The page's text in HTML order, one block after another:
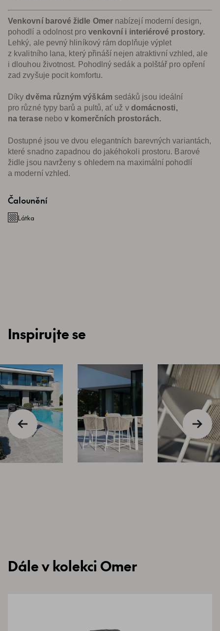
Venkovní barové židle Omernabízejí moderní design,
pohodlí a odolnost pro venkovní i interiérové prostory.
Lehký, ale pevný hliníkový rám doplňuje výplet
z kvalitního lana, který přináší nejen atraktivní vzhled, ale
i dlouhou životnost. Pohodlný sedák a polštář pro opření
zad zvyšuje pocit komfortu.
Díkydvěma různým výškám sedáků jsou ideální
pro různé typy barů a pultů, ať už v domácnosti,
na terase nebo v komerčních prostorách.
Dostupné jsou ve dvou elegantních barevných variantách,
které snadno zapadnou do jakéhokoli prostoru. Barové
židle jsou navrženy s ohledem na maximální pohodlí
a moderní vzhled.
Čalounění
Látka
Inspirujte se
Dále v kolekci Omer